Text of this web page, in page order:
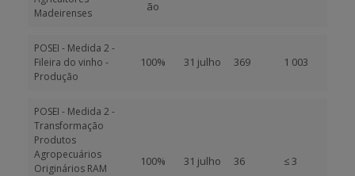
Madeirenses
ão
POSEI - Medida 2 -
Fileira do vinho -
Produção
100% 31 julho 369 1 003
POSEI - Medida 2 -
Transformação
Produtos
Agropecuários
Originários RAM
100% 31 julho 36 ≤ 3